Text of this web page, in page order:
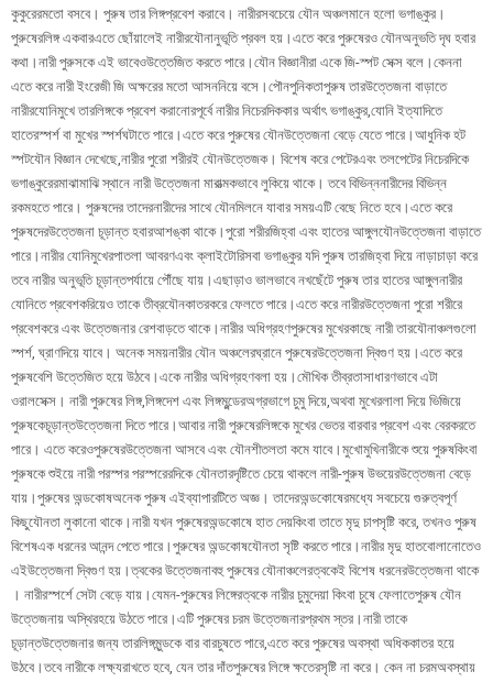
কুকুরেরমতো বসবে। পুরুষ তার লিঙ্গপ্রবেশ করাবে। নারীরসবচেয়ে যৌন অঞ্চলমানে হলো ভগাঙ্কুর।
পুরুষেরলিঙ্গ একবারএতে ছোঁয়ালেই নারীরযৌনানুভূতি প্রবল হয়।এতে করে পুরুষেরও যৌনঅনুভতি দৃঘ হবার
কথা।নারী পুরুসকে এই ভাবেওউত্তেজিত করতে পারে।যৌন বিজ্ঞানীরা একে জি-স্পট সেক্স বলে।কেননা
এতে করে নারী ইংরেজী জি অক্ষরের মতো আসননিয়ে বসে।পৌনপুনিকতাপুরুষ তারউত্তেজনা বাড়াতে
নারীরযোনিমুখে তারলিঙ্গকে প্রবেশ করানোরপূর্বে নারীর নিচেরদিককার অর্থাৎ ভগাঙ্কুর,যোনি ইত্যাদিতে
হাতেরস্পর্শ বা মুখের স্পর্শঘটাতে পারে।এতে করে পুরুষের যৌনউত্তেজনা বেড়ে যেতে পারে।আধুনিক হট
স্পটযৌন বিজ্ঞান দেখেছে,নারীর পুরো শরীরই যৌনউত্তেজক। বিশেষ করে পেটেরএবং তলপেটের নিচেরদিকে
ভগাঙ্কুরেরমাঝামাঝি স্থানে নারী উত্তেজনা মারাত্মকভাবে লুকিয়ে থাকে। তবে বিভিন্ননারীদের বিভিন্ন
রকমহতে পারে। পুরুষদের তাদেরনারীদের সাথে যৌনমিলনে যাবার সময়এটি বেছে নিতে হবে।এতে করে
পুরুষদেরউত্তেজনা চূড়ান্ত হবারআশঙ্কা থাকে।পুরো শরীরজিহ্বা এবং হাতের আঙ্গুলযৌনউত্তেজনা বাড়াতে
পারে।নারীর যোনিমুখেরপাতলা আবরণএবং ক্লাইটোরিসবা ভগাঙ্কুর যদি পুরুষ তারজিহ্বা দিয়ে নাড়াচাড়া করে
তবে নারীর অনুভূতি চূড়ান্তপর্যায়ে পৌঁছে যায়।এছাড়াও ভালভাবে নখছেঁটে পুরুষ তার হাতের আঙ্গুলনারীর
যোনিতে প্রবেশকরিয়েও তাকে তীব্রযৌনকাতরকরে ফেলতে পারে।এতে করে নারীরউত্তেজনা পুরো শরীরে
প্রবেশকরে এবং উত্তেজনার রেশবাড়তে থাকে।নারীর অধিগ্রহণপুরুষের মুখেরকাছে নারী তারযৌনাঞ্চলগুলো
স্পর্শ, ঘ্রাণদিয়ে যাবে। অনেক সময়নারীর যৌন অঞ্চলেরঘ্রানে পুরুষেরউত্তেজনা দ্বিগুণ হয়।এতে করে
পুরুষবেশি উত্তেজিত হয়ে উঠবে।একে নারীর অধিগ্রহণবলা হয়।মৌখিক তীব্রতাসাধারণভাবে এটা
ওরালসেক্স। নারী পুরুষের লিঙ্গ,লিঙ্গদেশ এবং লিঙ্গমুন্ডেরঅগ্রভাগে চুমু দিয়ে,অথবা মুখেরলালা দিয়ে ভিজিয়ে
পুরুষকেচূড়ান্তউত্তেজনা দিতে পারে।আবার নারী পুরুষেরলিঙ্গকে মুখের ভেতর বারবার প্রবেশ এবং বেরকরতে
পারে। এতে করেওপুরুষেরউত্তেজনা আসবে এবং যৌনশীতলতা কমে যাবে।মুখোমুখিনারীকে শুয়ে পুরুষকিংবা
পুরুষকে শুইয়ে নারী পরস্পর পরস্পরেরদিকে যৌনতারদৃষ্টিতে চেয়ে থাকলে নারী-পুরুষ উভয়েরউত্তেজনা বেড়ে
যায়।পুরুষের অন্ডকোষঅনেক পুরুষ এইব্যাপারটিতে অজ্ঞ। তাদেরঅন্ডকোষেরমধ্যে সবচেয়ে গুরুত্বপূর্ণ
কিছুযৌনতা লুকানো থাকে।নারী যখন পুরুষেরঅন্ডকোষে হাত দেয়কিংবা তাতে মৃদু চাপসৃষ্টি করে, তখনও পুরুষ
বিশেষএক ধরনের আনন্দ পেতে পারে।পুরুষের অন্ডকোষযৌনতা সৃষ্টি করতে পারে।নারীর মৃদু হাতবোলানোতেও
এইউত্তেজনা দ্বিগুণ হয়।ত্বকের উত্তেজনাবহু পুরুষের যৌনাঞ্চলেরত্বকেই বিশেষ ধরনেরউত্তেজনা থাকে
। নারীরস্পর্শে সেটা বেড়ে যায়।যেমন-পুরুষের লিঙ্গেরত্বকে নারীর চুমুদেয়া কিংবা চুষে ফেলাতেপুরুষ যৌন
উত্তেজনায় অস্থিরহয়ে উঠতে পারে।এটি পুরুষের চরম উত্তেজনারপ্রথম স্তর।নারী তাকে
চূড়ান্তউত্তেজনার জন্য তারলিঙ্গমুন্ডকে বার বারচুষতে পারে,এতে করে পুরুষের অবস্থা অধিককাতর হয়ে
উঠবে।তবে নারীকে লক্ষ্যরাখতে হবে, যেন তার দাঁতপুরুষের লিঙ্গে ক্ষতেরসৃষ্টি না করে। কেন না চরমঅবস্থায়